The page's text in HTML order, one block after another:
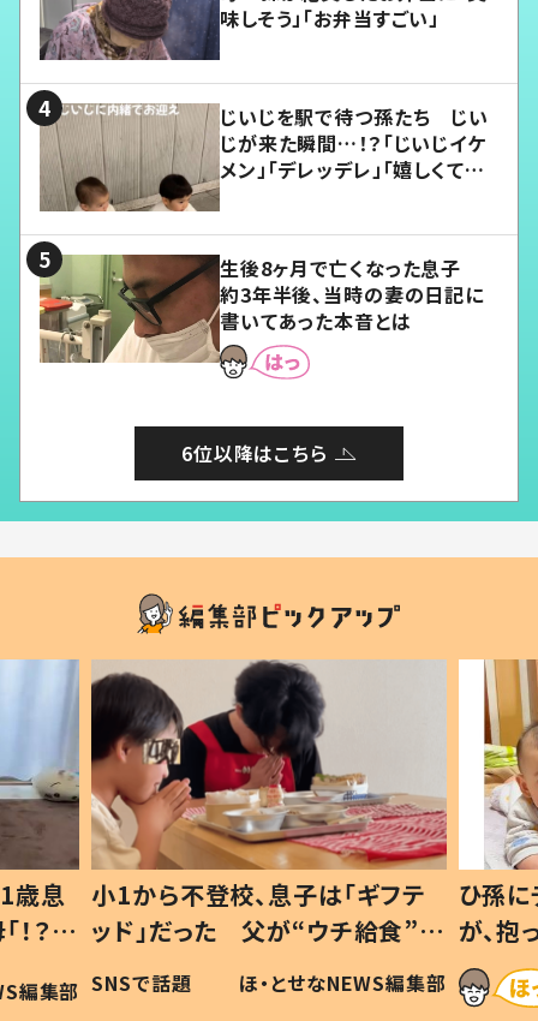
味しそう」「お弁当すごい」
じいじを駅で待つ孫たち じい
じが来た瞬間…！？「じいじイケ
メン」「デレッデレ」「嬉しくて可
生後8ヶ月で亡くなった息子
約3年半後、当時の妻の日記に
書いてあった本音とは
6位以降はこちら
小1から不登校、息子は「ギフテ
ッド」だった 父が“ウチ給食”を
作り続ける理由とは #令和の親
#令和の子
SNSで話題 ほ・とせなNEWS編集部
ひ孫にデレデ
が、抱っこす
「涙が出まし
い」